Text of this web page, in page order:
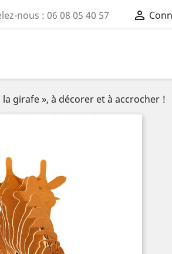
nous : 06 08 05 40 57 
girafe », à décorer et à accrocher !